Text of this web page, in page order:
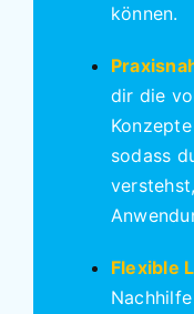
können.
dir die
sodass
Flexible